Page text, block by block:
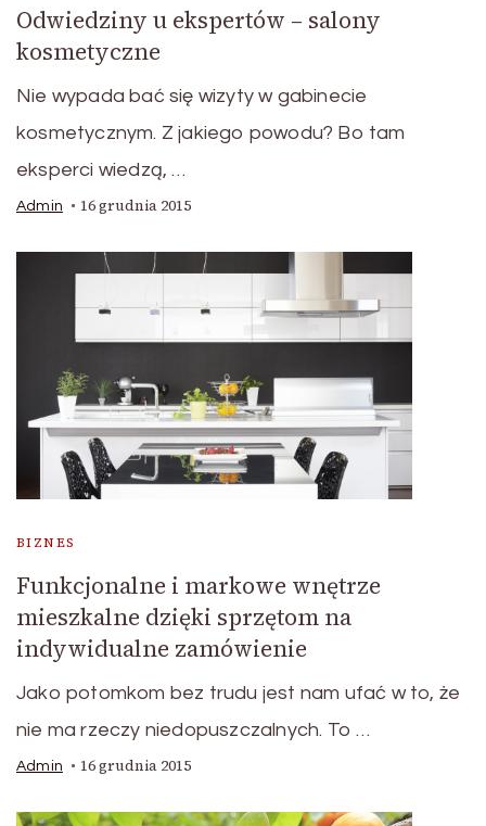
Odwiedziny u ekspertów – salony
kosmetyczne
Nie wypada bać się wizyty w gabinecie
kosmetycznym. Z jakiego powodu? Bo tam
eksperci wiedzą, …
Admin 16 grudnia 2015
BIZNES
Funkcjonalne i markowe wnętrze
mieszkalne dzięki sprzętom na
indywidualne zamówienie
Jako potomkom bez trudu jest nam ufać w to, że
nie ma rzeczy niedopuszczalnych. To …
Admin 16 grudnia 2015